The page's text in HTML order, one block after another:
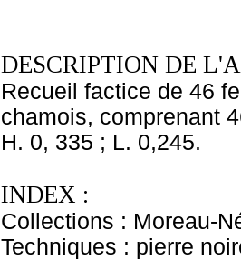
DESCRIPTION DE
Recueil factice de 46
chamois, comprenant
H. 0, 335 ; L. 0,245.
INDEX :
Collections : Moreau-
Techniques : pierre